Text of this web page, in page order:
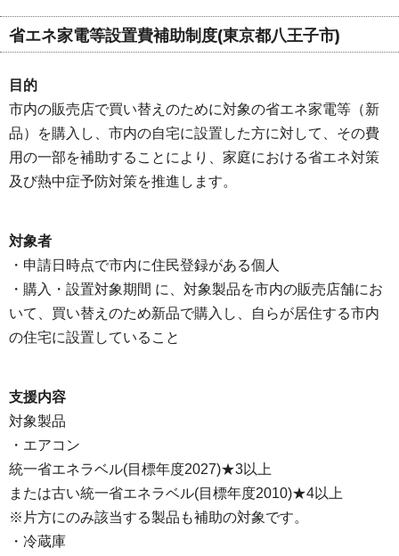
省エネ家電等設置費補助制度(東京都八王子市)
目的
市内の販売店で買い替えのために対象の省エネ家電等（新
品）を購入し、市内の自宅に設置した方に対して、その費
用の一部を補助することにより、家庭における省エネ対策
及び熱中症予防対策を推進します。
対象者
・申請日時点で市内に住民登録がある個人
・購入・設置対象期間 に、対象製品を市内の販売店舗にお
いて、買い替えのため新品で購入し、自らが居住する市内
の住宅に設置していること
支援内容
対象製品
・エアコン
統一省エネラベル(目標年度2027)★3以上
または古い統一省エネラベル(目標年度2010)★4以上
※片方にのみ該当する製品も補助の対象です。
・冷蔵庫